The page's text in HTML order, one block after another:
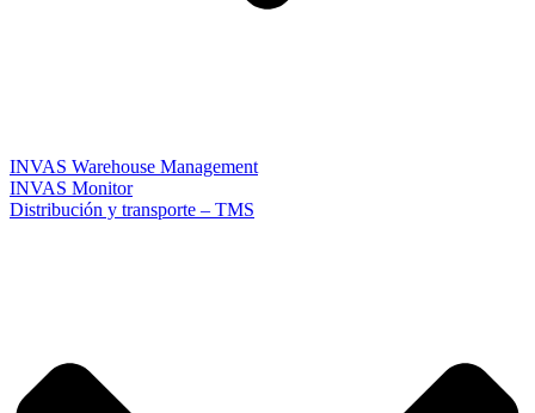
INVAS Warehouse Management
INVAS Monitor
Distribución y transporte – TMS